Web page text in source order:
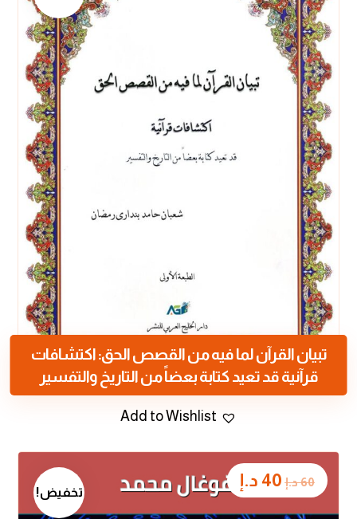
تبيان القرآن لما فيه من القصص الحق: اكتشافات
قرآنية قد تعيد كتابة بعضاً من التاريخ والتفسير
Add to Wishlist
60د.إ 40 د.إ
تخفيض!